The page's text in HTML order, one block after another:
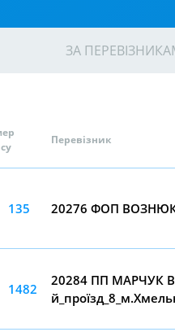
ЗА
Перевізник
135 20276 ФОП
1482
20284 ПП МАРЧУК